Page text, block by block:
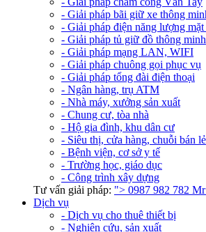
- Giải pháp bãi giữ xe thông
- Giải pháp điện năng lượng mặt
- Giải pháp tủ giữ đồ thông minh
- Giải pháp mạng LAN, WIFI
- Giải pháp chuông gọi phục vụ
- Giải pháp tổng đài điện thoại
- Ngân hàng, trụ ATM
- Nhà máy, xưởng sản xuất
- Chung cư, tòa nhà
- Hộ gia đình, khu dân cư
- Siêu thị, cửa hàng, chuỗi bán lẻ
- Bệnh viện, cơ sở y tế
- Trường học, giáo dục
- Công trình xây dựng
Tư vấn giải pháp: "> 0987 982 782
Dịch vụ
- Dịch vụ cho thuê thiết bị
- Nghiên cứu, sản xuất